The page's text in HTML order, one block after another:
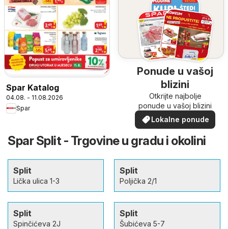
Spar Katalog
04.08. - 11.08.2026
Spar
Ponude u vašoj
blizini
Otkrijte najbolje
ponude u vašoj blizini
Lokalne ponude
Spar Split - Trgovine u gradu i okolini
Split
Lička ulica 1-3
Split
Poljička 2/1
Split
Spinčićeva 2J
Split
Šubićeva 5-7